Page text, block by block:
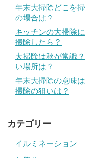
年末大掃除どこを
の場合は？
キッチンの大掃除
掃除したら？
大掃除は秋が常識
い場所は？
年末大掃除の意味
掃除の狙いは？
カテゴリー
イルミネーション